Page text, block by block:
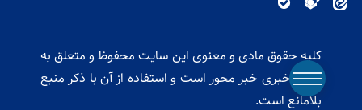
کلیه حقوق مادی و معنوی این سایت محفوظ و متعلق به
پایگاه خبری خبر محور است و استفاده از آن با ذکر منبع
بلامانع است.